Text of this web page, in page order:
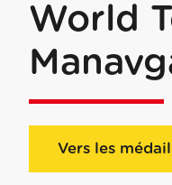
World
Vers les